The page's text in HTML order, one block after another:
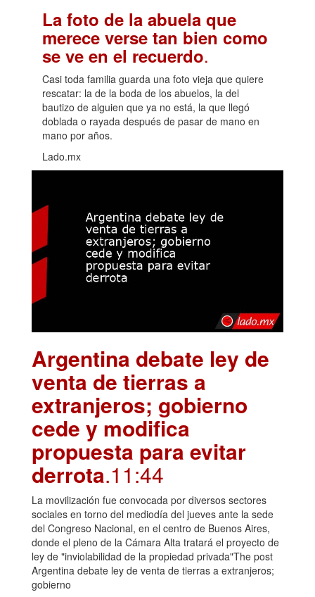
La foto de la abuela que
merece verse tan bien como
se ve en el recuerdo.
Casi toda familia guarda una foto vieja que quiere
rescatar: la de la boda de los abuelos, la del
bautizo de alguien que ya no está, la que llegó
doblada o rayada después de pasar de mano en
mano por años.
Lado.mx
Argentina debate ley de
venta de tierras a
extranjeros; gobierno
cede y modifica
propuesta para evitar
derrota.11:44
La movilización fue convocada por diversos sectores
sociales en torno del mediodía del jueves ante la sede
del Congreso Nacional, en el centro de Buenos Aires,
donde el pleno de la Cámara Alta tratará el proyecto de
ley de "inviolabilidad de la propiedad privada"The post
Argentina debate ley de venta de tierras a extranjeros;
gobierno